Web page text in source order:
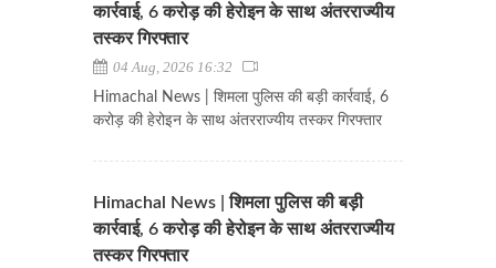
कार्रवाई, 6 करोड़ की हेरोइन के साथ अंतरराज्यीय
तस्कर गिरफ्तार
04 Aug, 2026 16:32
Himachal News | शिमला पुलिस की बड़ी कार्रवाई, 6
करोड़ की हेरोइन के साथ अंतरराज्यीय तस्कर गिरफ्तार
Himachal News | शिमला पुलिस की बड़ी
कार्रवाई, 6 करोड़ की हेरोइन के साथ अंतरराज्यीय
तस्कर गिरफ्तार